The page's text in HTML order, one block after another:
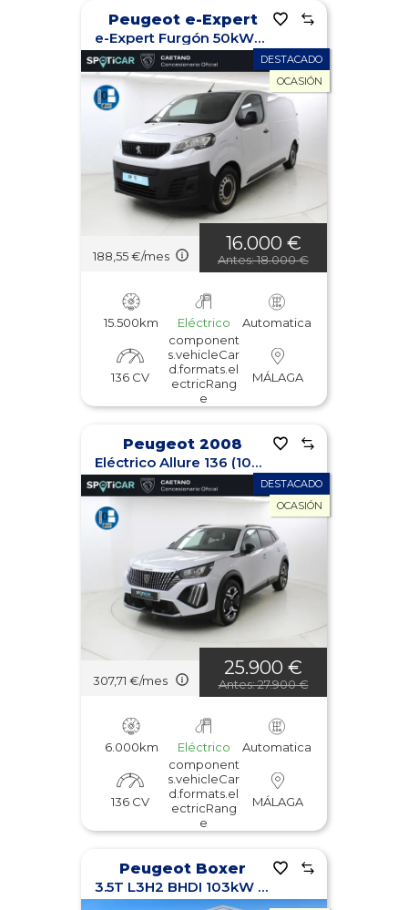
Peugeot e-Expert
e-Expert Furgón 50kWh 136 Standard
DESTACADO
OCASIÓN
188,55 €/mes
16.000 €
Antes: 18.000 €
15.500km Eléctrico Automatica
136 CV
component
s.vehicleCar
d.formats.el
ectricRang
e
MÁLAGA
Peugeot 2008
Eléctrico Allure 136 (100kW)
DESTACADO
OCASIÓN
307,71 €/mes
25.900 €
Antes: 27.900 €
6.000km Eléctrico Automatica
136 CV
component
s.vehicleCar
d.formats.el
ectricRang
e
MÁLAGA
Peugeot Boxer
3.5T L3H2 BHDI 103kW (140CV) Heavy Duty